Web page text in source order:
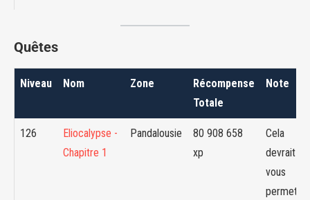
Quêtes
Niveau Nom Zone
Récompense
Totale
Note
126
Eliocalypse -
Chapitre 1
Pandalousie
80 908 658
xp
Cela
devrait
vous
permettre